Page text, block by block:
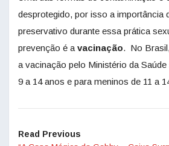
desprotegido, por isso a importância
preservativo durante essa prática
prevenção é a vacinação. No
a vacinação pelo Ministério da
9 a 14 anos e para meninos de 11 a
Read Previous